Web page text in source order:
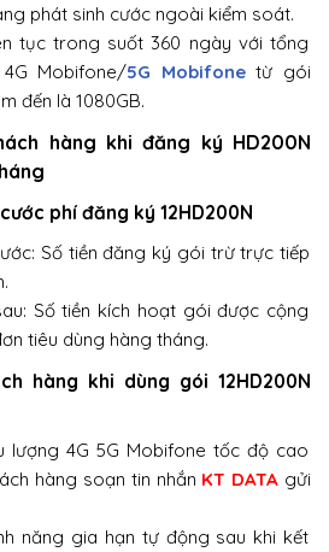
phát sinh cước ngoài kiểm soát.
tục trong suốt 360 ngày với tổng
Mobifone/5G Mobifonetừ gói
đến là 1080GB.
hàng khi đăng ký HD200N
phí đăng ký 12HD200N
Số tiền đăng ký gói trừ trực tiếp
Số tiền kích hoạt gói được cộng
tiêu dùng hàng tháng.
hàng khi dùng gói 12HD200N
lượng 4G 5G Mobifone tốc độ cao
hàng soạn tin nhắn KT DATA gửi
năng gia hạn tự động sau khi kết